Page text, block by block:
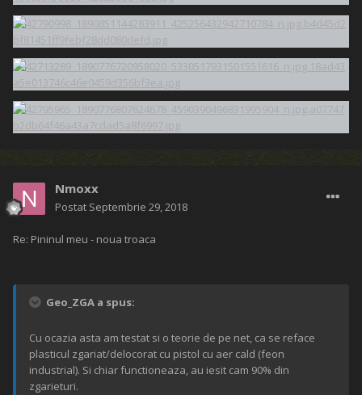
Nmoxx
Postat Septembrie 29, 2018
Re: Pininul meu - noua troaca
Geo_ZGA a spus:
Cu ocazia asta am testat si o teorie de pe net, ca se reface
plasticul zgariat/delocorat cu pistol cu aer cald (feon
industrial). Si chiar functioneaza, au iesit cam 90% din
zgarieturi.